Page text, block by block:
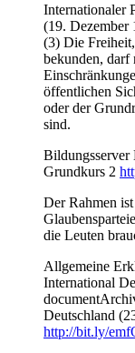
Internationaler
(19. Dezember
(3) Die
bekunden, darf
öffentlichen
oder der
sind.
Bildungsserver
Grundkurs 2
Der Rahmen
die Leuten
Allgemeine
International
Deutschland
http://bit.ly/